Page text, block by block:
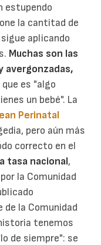
estupendo
la cantitad de
aplicando
Muchas son las
avergonzadas,
es "algo
un bebé". La
Perinatal
pero aún más
correcto en el
tasa nacional,
la Comunidad
la Comunidad
tenemos
de siempre": se